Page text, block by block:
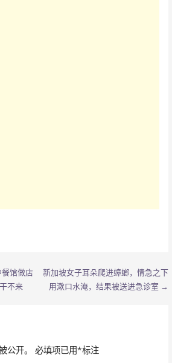
馆做店
不来
新加坡女子耳朵爬进蟑螂，情急之下
用漱口水淹，结果被送进急诊室 →
公开。 必填项已用*标注